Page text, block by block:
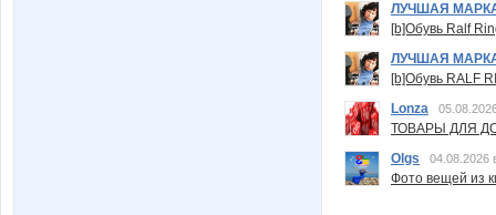
ЛУЧШАЯ
[b]Обувь Ralf
ЛУЧШАЯ
[b]Обувь RALF
Lonza
ТОВАРЫ ДЛЯ
Olgs
04.08.2026
Фото вещей из